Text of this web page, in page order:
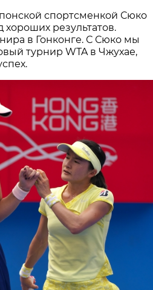
спортсменкой Сюко
результатов.
в Гонконге. С Сюко мы
турнир WTA в Чжухае,